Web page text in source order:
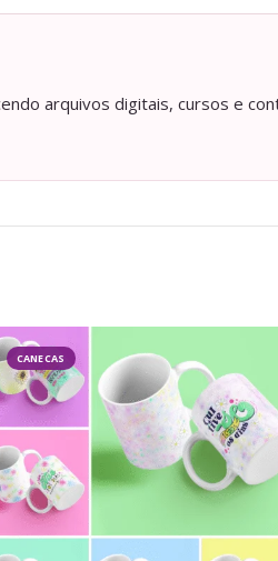
arquivos digitais, cursos e
CANECAS